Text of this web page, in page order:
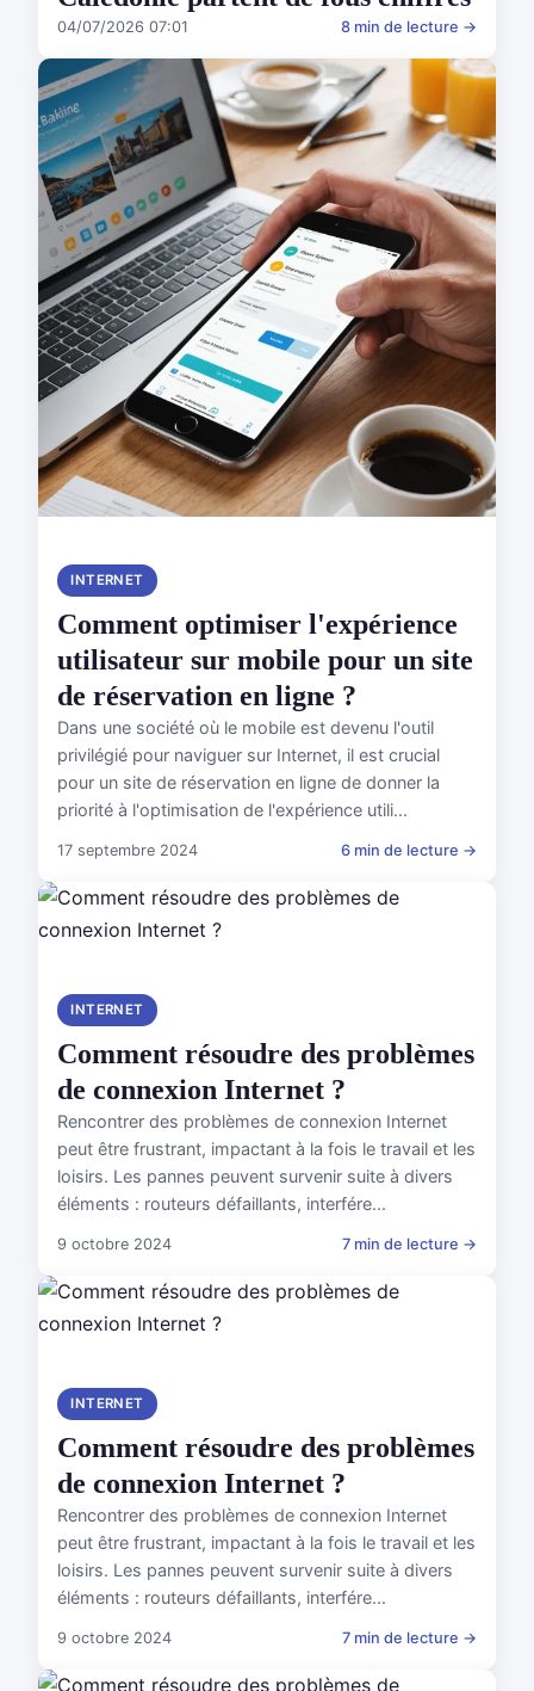
04/07/2026 07:01 8 min de lecture →
INTERNET
Comment optimiser l'expérience
utilisateur sur mobile pour un site
de réservation en ligne ?
Dans une société où le mobile est devenu l'outil
privilégié pour naviguer sur Internet, il est crucial
pour un site de réservation en ligne de donner la
priorité à l'optimisation de l'expérience utili...
17 septembre 2024 6 min de lecture →
INTERNET
Comment résoudre des problèmes
de connexion Internet ?
Rencontrer des problèmes de connexion Internet
peut être frustrant, impactant à la fois le travail et les
loisirs. Les pannes peuvent survenir suite à divers
éléments : routeurs défaillants, interfére...
9 octobre 2024 7 min de lecture →
INTERNET
Comment résoudre des problèmes
de connexion Internet ?
Rencontrer des problèmes de connexion Internet
peut être frustrant, impactant à la fois le travail et les
loisirs. Les pannes peuvent survenir suite à divers
éléments : routeurs défaillants, interfére...
9 octobre 2024 7 min de lecture →